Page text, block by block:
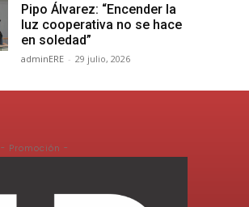
Pipo Álvarez: “Encender la
luz cooperativa no se hace
en soledad”
adminERE - 29 julio, 2026
- Promoción -